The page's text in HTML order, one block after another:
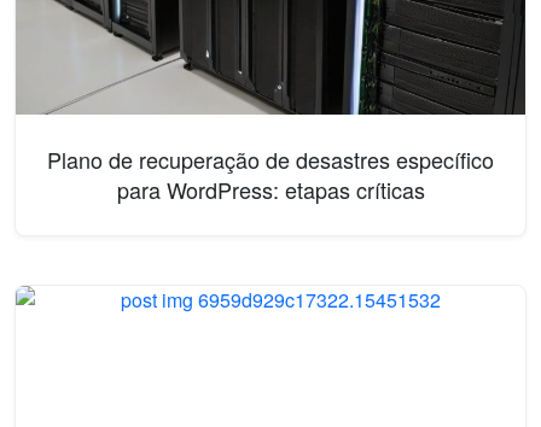
Plano de recuperação de desastres específico
para WordPress: etapas críticas